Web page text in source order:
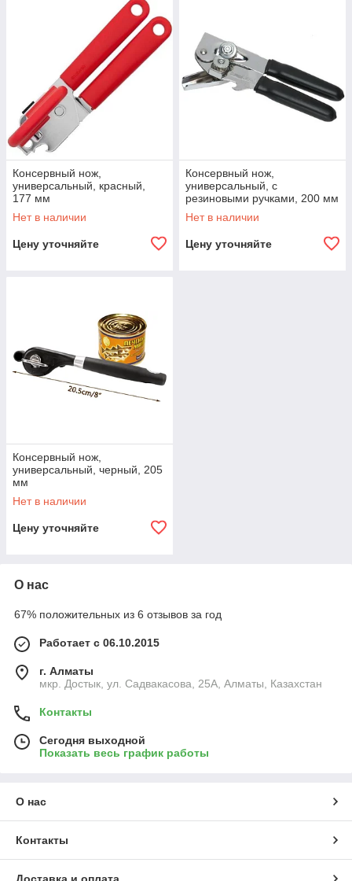
Консервный нож,
универсальный, красный,
177 мм
Нет в наличии
Цену уточняйте
Консервный нож,
универсальный, с
резиновыми ручками, 200 мм
Нет в наличии
Цену уточняйте
Консервный нож,
универсальный, черный, 205
мм
Нет в наличии
Цену уточняйте
О нас
67% положительных из 6 отзывов за год
Работает с 06.10.2015
г. Алматы
мкр. Достык, ул. Садвакасова, 25А, Алматы, Казахстан
Контакты
Сегодня выходной
Показать весь график работы
О нас
Контакты